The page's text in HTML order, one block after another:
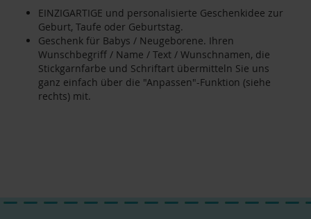
EINZIGARTIGE und personalisierte Geschenkidee zur
Geburt, Taufe oder Geburtstag.
Geschenk für Babys / Neugeborene. Ihren
Wunschbegriff / Name / Text / Wunschnamen, die
Stickgarnfarbe und Schriftart übermitteln Sie uns
ganz einfach über die "Anpassen"-Funktion (siehe
rechts) mit.